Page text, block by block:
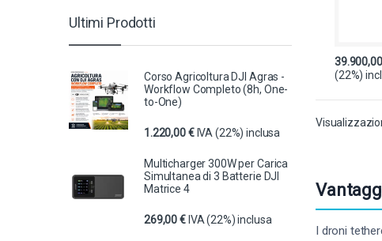
39.900,00
(22%)
I droni
Ultimi Prodotti
Corso Agricoltura DJI Agras -
Workflow Completo (8h, One-
to-One)
1.220,00€ IVA (22%) inclusa
Multicharger 300W per Carica
Simultanea di 3 Batterie DJI
Matrice 4
269,00€ IVA (22%) inclusa